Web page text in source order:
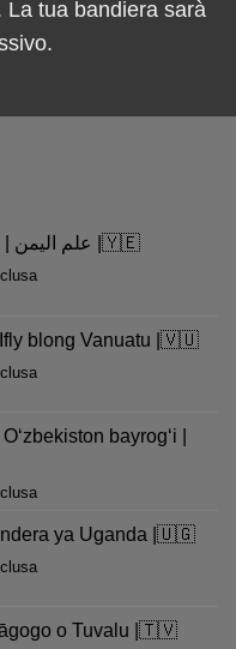
tua bandiera sarà
Bandiera dello Yemen | علم اليمن |🇾🇪
Ifly blong Vanuatu |🇻🇺
bayrogʻi |
ya Uganda |🇺🇬
o Tuvalu |🇹🇻